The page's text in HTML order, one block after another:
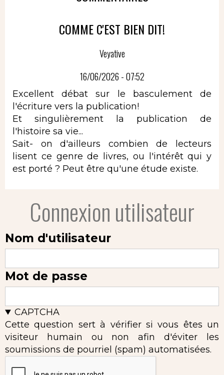
COMME C'EST BIEN DIT!
Veyative
16/06/2026 - 07:52
Excellent débat sur le basculement de
l'écriture vers la publication!
Et singulièrement la publication de
l'histoire sa vie...
Sait- on d'ailleurs combien de lecteurs
lisent ce genre de livres, ou l'intérêt qui y
est porté ? Peut être qu'une étude existe.
Connexion utilisateur
Nom d'utilisateur
Mot de passe
CAPTCHA
Cette question sert à vérifier si vous êtes un
visiteur humain ou non afin d'éviter les
soumissions de pourriel (spam) automatisées.